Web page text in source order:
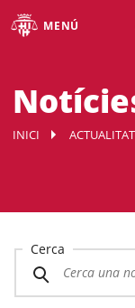
MENÚ
INICI ACTUALITAT
Cerca